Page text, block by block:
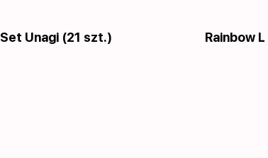
Set Unagi (21 szt.) Rainbow